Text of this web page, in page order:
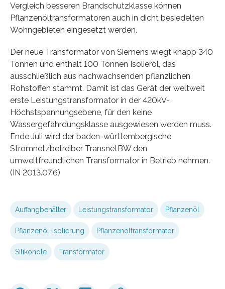
Vergleich besseren Brandschutzklasse können
Pflanzenöltransformatoren auch in dicht besiedelten
Wohngebieten eingesetzt werden.
Der neue Transformator von Siemens wiegt knapp 340
Tonnen und enthält 100 Tonnen Isolieröl, das
ausschließlich aus nachwachsenden pflanzlichen
Rohstoffen stammt. Damit ist das Gerät der weltweit
erste Leistungstransformator in der 420kV-
Höchstspannungsebene, für den keine
Wassergefährdungsklasse ausgewiesen werden muss.
Ende Juli wird der baden-württembergische
Stromnetzbetreiber TransnetBW den
umweltfreundlichen Transformator in Betrieb nehmen.
(IN 2013.07.6)
Auffangbehälter Leistungstransformator Pflanzenöl
Pflanzenöl-Isolierung Pflanzenöltransformator
Silikonöle Transformator